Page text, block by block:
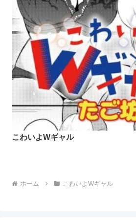
こわいよWギャル
ホーム こわいよWギャル